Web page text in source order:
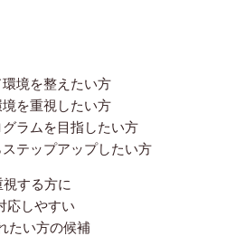
境を整えたい方
を重視したい方
ラムを目指したい方
テップアップしたい方
する方に
応しやすい
たい方の候補